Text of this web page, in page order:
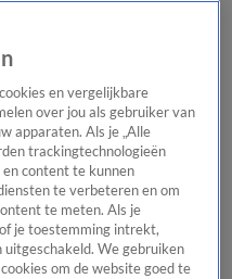
Onze categorieën Laatste
Podcast
en vergelijkbare
over jou als gebruiker van
apparaten. Als je „Alle
trackingtechnologieën
content te kunnen
te verbeteren en om
te meten. Als je
je toestemming intrekt,
We gebruiken
om de website goed te